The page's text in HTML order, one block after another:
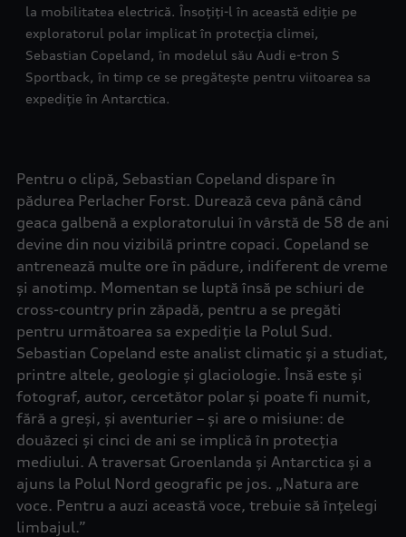
la mobilitatea electrică. Însoțiți-l în această ediție pe
exploratorul polar implicat în protecția climei,
Sebastian Copeland, în modelul său Audi e-tron S
Sportback, în timp ce se pregătește pentru viitoarea sa
expediție în Antarctica.
Pentru o clipă, Sebastian Copeland dispare în
pădurea Perlacher Forst. Durează ceva până când
geaca galbenă a exploratorului în vârstă de 58 de ani
devine din nou vizibilă printre copaci. Copeland se
antrenează multe ore în pădure, indiferent de vreme
și anotimp. Momentan se luptă însă pe schiuri de
cross-country prin zăpadă, pentru a se pregăti
pentru următoarea sa expediție la Polul Sud.
Sebastian Copeland este analist climatic și a studiat,
printre altele, geologie și glaciologie. Însă este și
fotograf, autor, cercetător polar și poate fi numit,
fără a greși, și aventurier – și are o misiune: de
douăzeci și cinci de ani se implică în protecția
mediului. A traversat Groenlanda și Antarctica și a
ajuns la Polul Nord geografic pe jos. „Natura are
voce. Pentru a auzi această voce, trebuie să înțelegi
limbajul.”